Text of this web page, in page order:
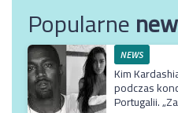
Popularne
NEWS
Kim
podczas
Portugalii.